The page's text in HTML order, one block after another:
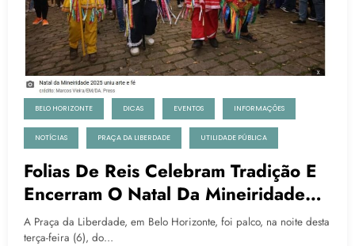
BELO HORIZONTE DICAS EVENTOS INFORMAÇÕES
NOTÍCIAS PRAÇA DA LIBERDADE UTILIDADE PÚBLICA
Folias De Reis Celebram Tradição E
Encerram O Natal Da Mineiridade
Na Praça Da Liberdade
A Praça da Liberdade, em Belo Horizonte, foi palco, na noite desta
terça-feira (6), do…